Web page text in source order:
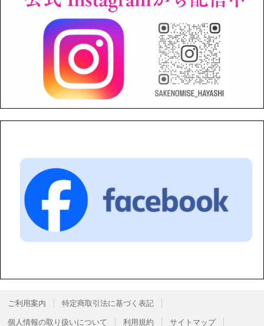
ご利用案内 特定商取引法に基づく表記
個人情報の取り扱いについて 利用規約 サイトマップ